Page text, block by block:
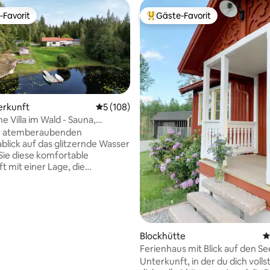
4,9 von 5, 241 Bewertungen
Favorit.
Favorit
Durchschnittliche Bewertung: 5 von 5,
5 (108)
Villa im Wald - Sauna,
eigener Steg
atemberaubenden
auf das glitzernde Wasser
diese komfortable
mit einer Lage, die
Beliebter Gäste-Favorit.
Gäste-Favorit
Blockhütte
Ferienhaus mit Blick auf den
gute Wanderwege
Unterkunft, in der du dich